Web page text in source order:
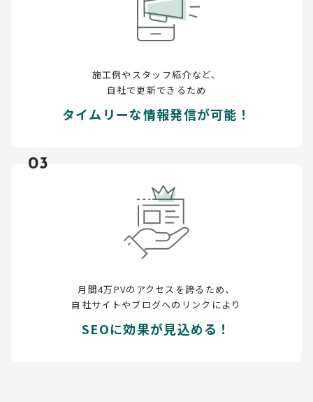
施工例やスタッフ紹介など、
自社で更新できるため
タイムリーな情報発信が可能！
03
月間4万PVのアクセスを誇るため、
自社サイトやブログへのリンクにより
SEOに効果が見込める！